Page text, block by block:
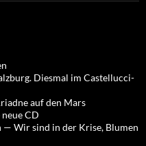
Diesmal im Castellucci-
auf den Mars
CD
— Wir sind in der Krise, Blumen